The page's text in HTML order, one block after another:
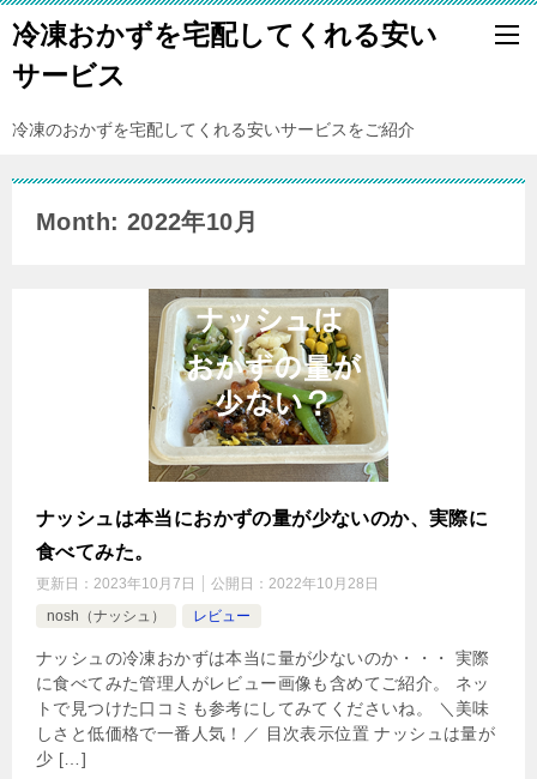
冷凍おかずを宅配してくれる安い
サービス
冷凍のおかずを宅配してくれる安いサービスをご紹介
Month: 2022年10月
ナッシュは本当におかずの量が少ないのか、実際に
食べてみた。
更新日： 2023年10月7日 公開日： 2022年10月28日
nosh（ナッシュ）
レビュー
ナッシュの冷凍おかずは本当に量が少ないのか・・・ 実際
に食べてみた管理人がレビュー画像も含めてご紹介。 ネッ
トで見つけた口コミも参考にしてみてくださいね。 ＼美味
しさと低価格で一番人気！／ 目次表示位置 ナッシュは量が
少 […]